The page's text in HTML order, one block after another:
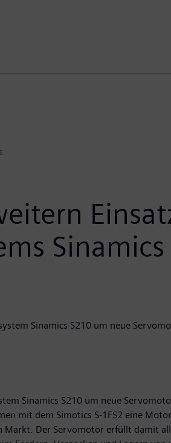
Sinamics S210 um neue
Sinamics S210 um neue
mit dem Simotics S-1FS2 eine
Der Servomotor erfüllt damit